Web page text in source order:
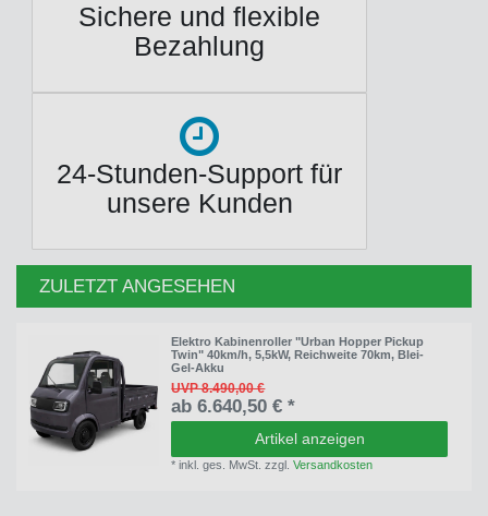
Sichere und flexible
Bezahlung
24-Stunden-Support für
unsere Kunden
ZULETZT ANGESEHEN
Elektro Kabinenroller "Urban Hopper Pickup
Twin" 40km/h, 5,5kW, Reichweite 70km, Blei-
Gel-Akku
UVP 8.490,00 €
ab 6.640,50 € *
Artikel anzeigen
*inkl. ges. MwSt. zzgl.Versandkosten